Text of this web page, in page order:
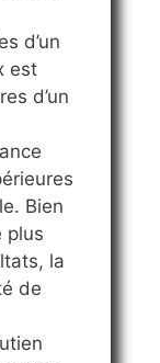
d’un
est
d’un
Bien
plus
la
de